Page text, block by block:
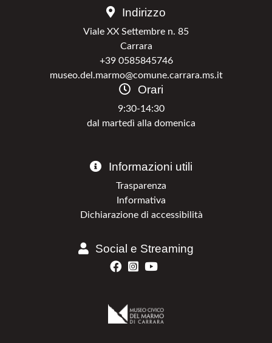
Indirizzo
Viale XX Settembre n. 85
Carrara
+39 0585845746
museo.del.marmo@comune.carrara.ms.it
Orari
9:30-14:30
dal martedì alla domenica
Informazioni utili
Trasparenza
Informativa
Dichiarazione di accessibilità
Social e Streaming